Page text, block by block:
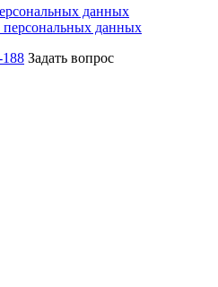
данных
персональных данных
Задать вопрос